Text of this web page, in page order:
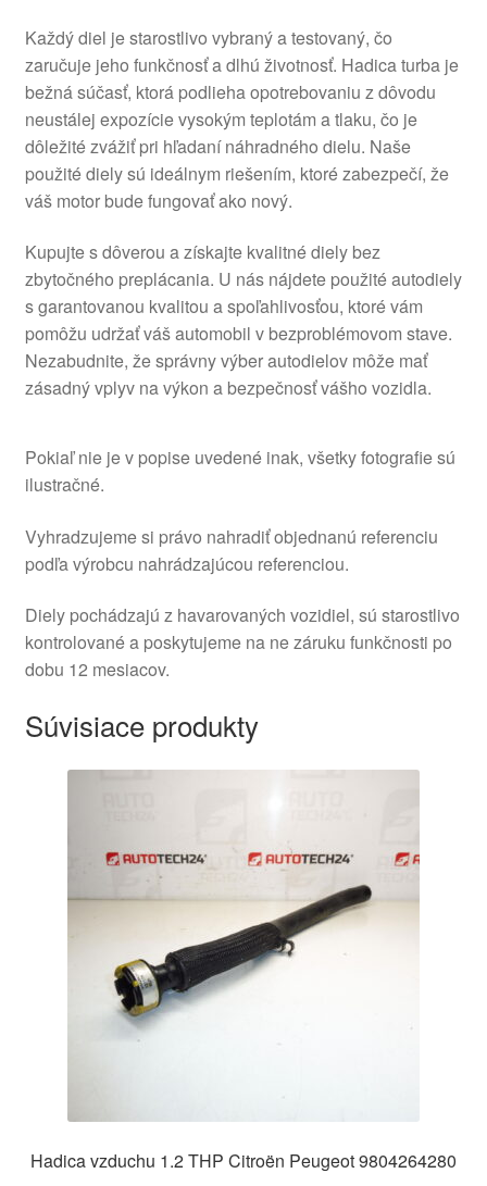
Každý diel je starostlivo vybraný a testovaný, čo
zaručuje jeho funkčnosť a dlhú životnosť. Hadica turba je
bežná súčasť, ktorá podlieha opotrebovaniu z dôvodu
neustálej expozície vysokým teplotám a tlaku, čo je
dôležité zvážiť pri hľadaní náhradného dielu. Naše
použité diely sú ideálnym riešením, ktoré zabezpečí, že
váš motor bude fungovať ako nový.
Kupujte s dôverou a získajte kvalitné diely bez
zbytočného preplácania. U nás nájdete použité autodiely
s garantovanou kvalitou a spoľahlivosťou, ktoré vám
pomôžu udržať váš automobil v bezproblémovom stave.
Nezabudnite, že správny výber autodielov môže mať
zásadný vplyv na výkon a bezpečnosť vášho vozidla.
Pokiaľ nie je v popise uvedené inak, všetky fotografie sú
ilustračné.
Vyhradzujeme si právo nahradiť objednanú referenciu
podľa výrobcu nahrádzajúcou referenciou.
Diely pochádzajú z havarovaných vozidiel, sú starostlivo
kontrolované a poskytujeme na ne záruku funkčnosti po
dobu 12 mesiacov.
Súvisiace produkty
Hadica vzduchu 1.2 THP Citroën Peugeot 9804264280